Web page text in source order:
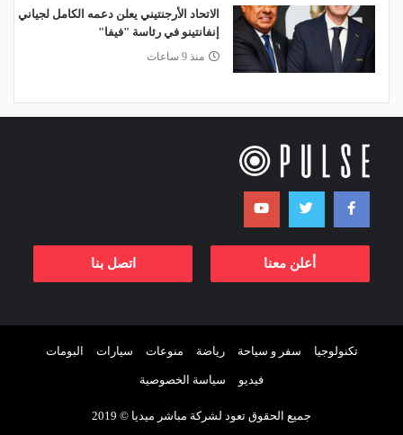
الاتحاد الأرجنتيني يعلن دعمه الكامل لجياني
إنفانتينو في رئاسة "فيفا"
منذ 9 ساعات
أعلن معنا اتصل بنا
تكنولوجيا سفر و سياحة رياضة منوعات سيارات البومات
فيديو سياسة الخصوصية
جميع الحقوق تعود لشركة مباشر ميديا © 2019